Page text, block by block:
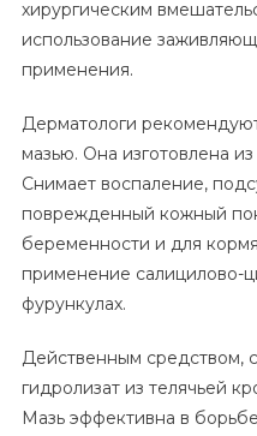
хирургическим
использование
применения.
Дерматологи
мазью. Она изготовлена
Снимает воспаление,
поврежденный кожный
беременности и для
применение салицилово-
фурункулах.
Действенным средством,
гидролизат из телячьей
Мазь эффективна в